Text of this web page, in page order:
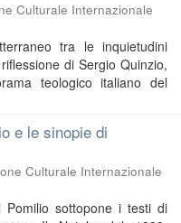
Culturale Internazionale
tra le inquietudini
di Sergio Quinzio,
teologico italiano del
e le sinopie di
Culturale Internazionale
sottopone i testi di